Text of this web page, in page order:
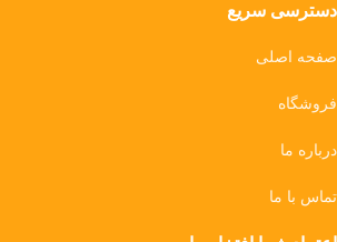
دسترسی سریع
صفحه اصلی
فروشگاه
درباره ما
تماس با ما